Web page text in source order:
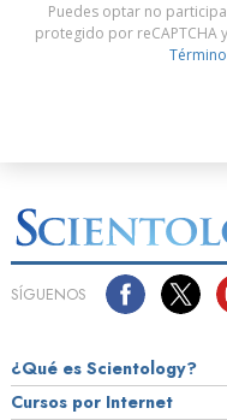
Puedes optar no
protegido por reCAPTCHA
SÍGUENOS
¿Qué es Scientology?
Cursos por Internet